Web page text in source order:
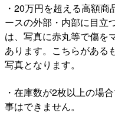
・20万円を超える高額
ースの外部・内部に目立
は、写真に赤丸等で傷を
あります。こちらがある
写真となります。
・在庫数が2枚以上の場
事はできません。